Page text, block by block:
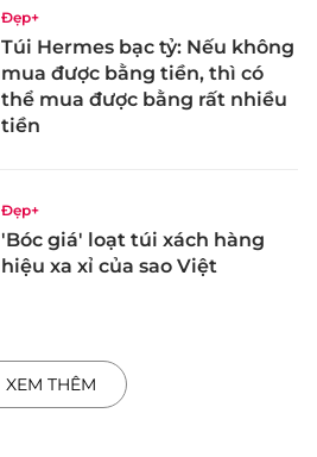
Đẹp+
Túi Hermes bạc tỷ: Nếu không
mua được bằng tiền, thì có
thể mua được bằng rất nhiều
tiền
Đẹp+
'Bóc giá' loạt túi xách hàng
hiệu xa xỉ của sao Việt
XEM THÊM